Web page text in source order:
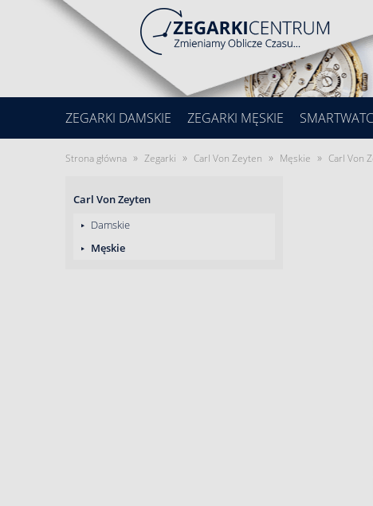
ZEGARKI DAMSKIE ZEGARKI MĘSKIE
Strona główna » Zegarki » Carl Von Zeyten » Męskie » Carl Von
Carl Von Zeyten
Damskie
Męskie